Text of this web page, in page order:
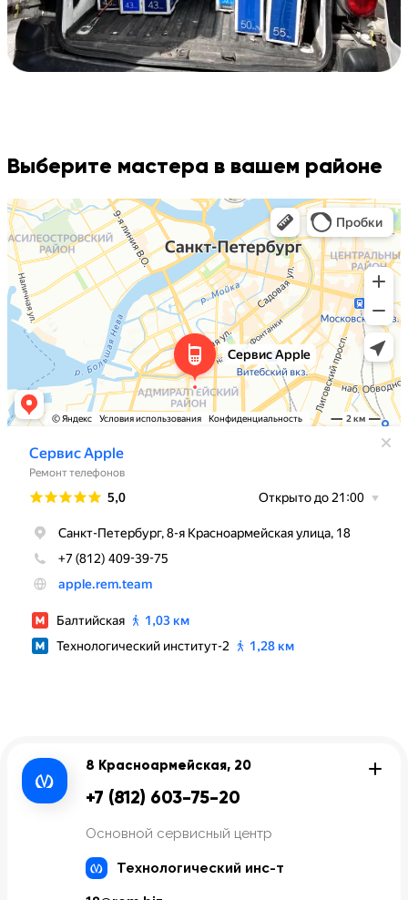
Выберите мастера в вашем районе
8 Красноармейская, 20
+7 (812) 603-75-20
Основной сервисный центр
Технологический инс-т